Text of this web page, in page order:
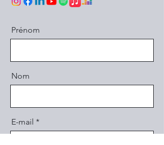
Prénom
Nom
E-mail